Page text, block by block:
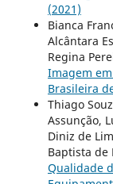
(2021)
Bianca
Alcântara
Regina
Imagem
Brasileira
Thiago
Assunção,
Diniz de
Baptista de
Qualidade